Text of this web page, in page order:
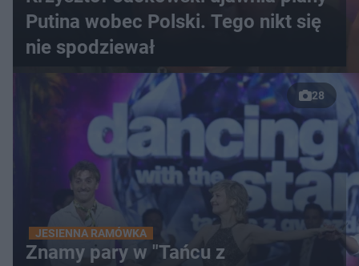
Putina wobec Polski. Tego nikt się
nie spodziewał
28
JESIENNA RAMÓWKA
Znamy pary w "Tańcu z